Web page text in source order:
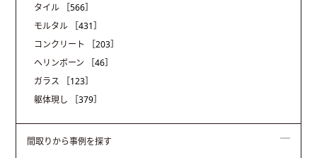
タイル
［566］
モルタル
［431］
コンクリート
［203］
ヘリンボーン
［46］
ガラス
［123］
躯体現し
［379］
間取りから事例を探す